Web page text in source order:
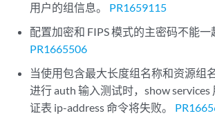
用户的组信息。 PR1659115
配置加密和 FIPS 模式的主密码不能一
PR1665506
当使用包含最大长度组名称和资源组
进行 auth 输入测试时，show
证表 ip-address 命令将失败。